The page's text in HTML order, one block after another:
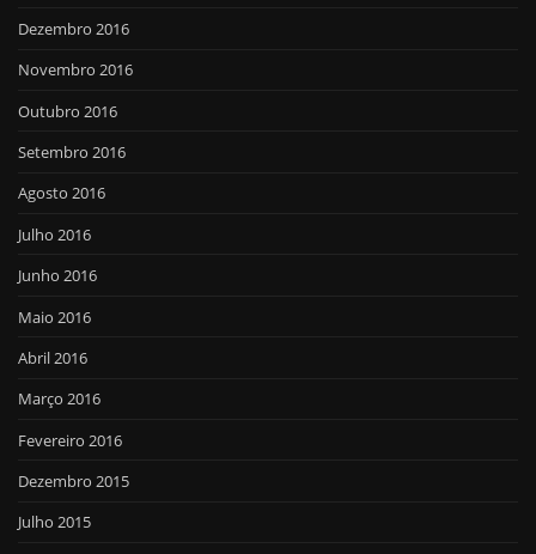
Dezembro 2016
Novembro 2016
Outubro 2016
Setembro 2016
Agosto 2016
Julho 2016
Junho 2016
Maio 2016
Abril 2016
Março 2016
Fevereiro 2016
Dezembro 2015
Julho 2015